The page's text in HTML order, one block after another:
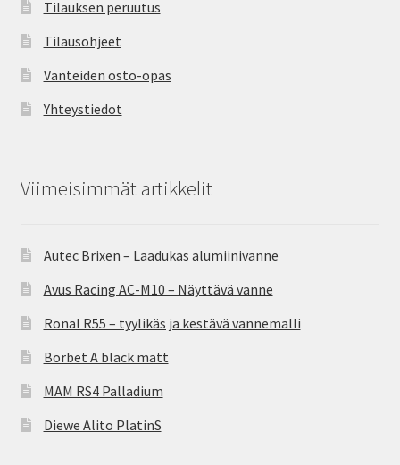
Tilauksen peruutus
Tilausohjeet
Vanteiden osto-opas
Yhteystiedot
Viimeisimmät artikkelit
Autec Brixen – Laadukas alumiinivanne
Avus Racing AC-M10 – Näyttävä vanne
Ronal R55 – tyylikäs ja kestävä vannemalli
Borbet A black matt
MAM RS4 Palladium
Diewe Alito PlatinS